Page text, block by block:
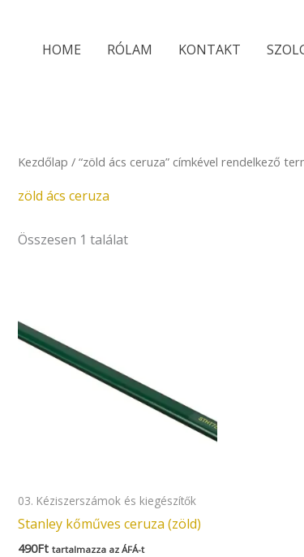
HOME RÓLAM KONTAKT
Kezdőlap / “zöld ács ceruza” címkével rendelkező
zöld ács ceruza
Összesen 1 találat
03. Kéziszerszámok és kiegészítők
Stanley kőműves ceruza (zöld)
490Ft tartalmazza az ÁFÁ-t